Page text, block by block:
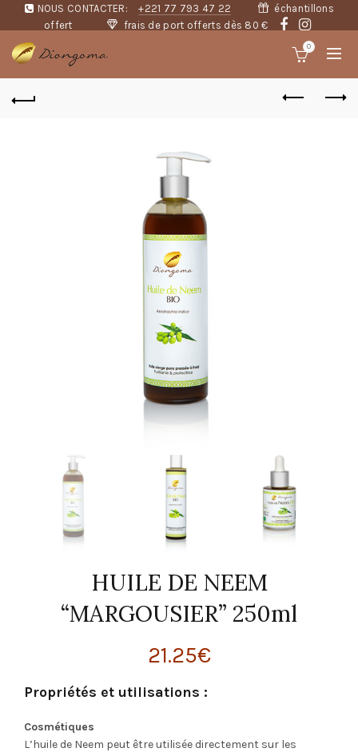
NOUS CONTACTER: +221 77 793 47 22
échantillons
offert
frais de port offerts dès 80 €
0
HUILE DE NEEM
“MARGOUSIER” 250ml
21.25€
Propriétés et utilisations :
Cosmétiques
L’huile de Neem peut être utilisée directement sur les